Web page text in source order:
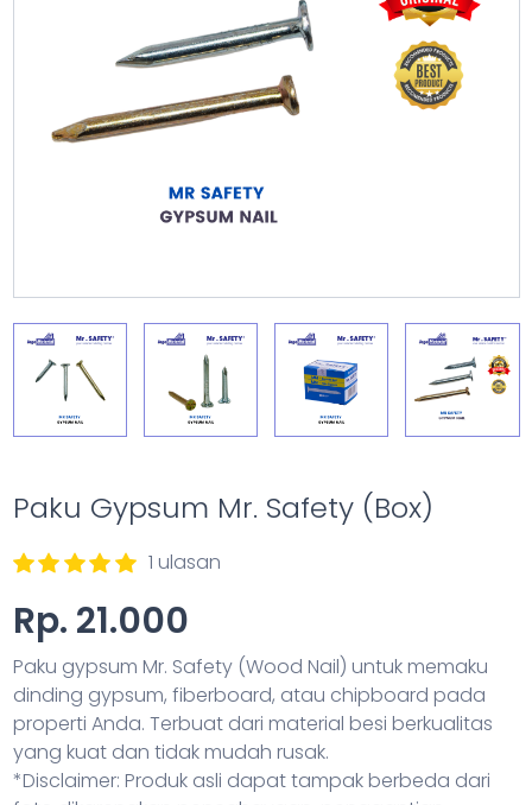
Paku Gypsum Mr. Safety (Box)
1 ulasan
Rp. 21.000
Paku gypsum Mr. Safety (Wood Nail) untuk memaku
dinding gypsum, fiberboard, atau chipboard pada
properti Anda. Terbuat dari material besi berkualitas
yang kuat dan tidak mudah rusak.
*Disclaimer: Produk asli dapat tampak berbeda dari